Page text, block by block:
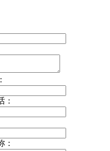
：
：